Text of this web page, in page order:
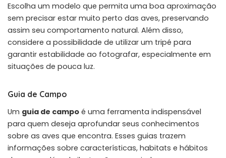
Escolha um modelo que permita uma boa aproximação
sem precisar estar muito perto das aves, preservando
assim seu comportamento natural. Além disso,
considere a possibilidade de utilizar um tripé para
garantir estabilidade ao fotografar, especialmente em
situações de pouca luz.
Guia de Campo
Um guia de campo é uma ferramenta indispensável
para quem deseja aprofundar seus conhecimentos
sobre as aves que encontra. Esses guias trazem
informações sobre características, habitats e hábitos